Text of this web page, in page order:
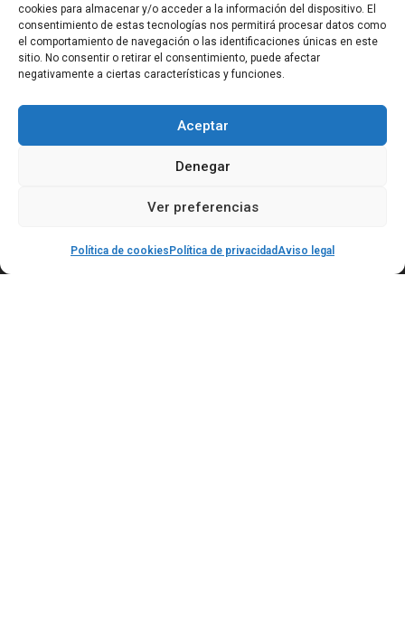
cookies para almacenar y/o acceder a la información del dispositivo. El
consentimiento de estas tecnologías nos permitirá procesar datos como
el comportamiento de navegación o las identificaciones únicas en este
sitio. No consentir o retirar el consentimiento, puede afectar
negativamente a ciertas características y funciones.
Aceptar
Denegar
Ver preferencias
Política de cookies Política de privacidadAviso legal